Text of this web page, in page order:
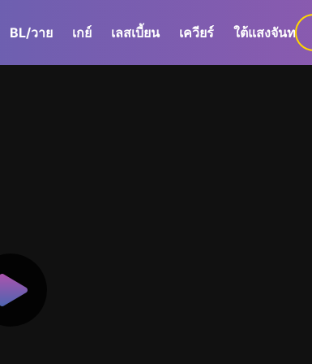
BL/วาย เกย์ เลสเบี้ยน เควียร์ ใต้แสงจันทร์